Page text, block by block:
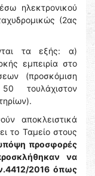
ηλεκτρονικού
(2ας
τα εξής: α)
εμπειρία στο
(προσκόμιση
τουλάχιστον
αποκλειστικά
το Ταμείο στους
προσφορές
να
2016 όπως